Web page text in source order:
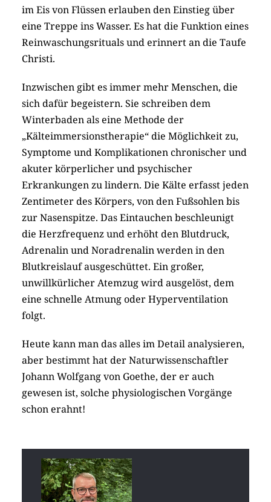
im Eis von Flüssen erlauben den Einstieg über
eine Treppe ins Wasser. Es hat die Funktion eines
Reinwaschungsrituals und erinnert an die Taufe
Christi.
Inzwischen gibt es immer mehr Menschen, die
sich dafür begeistern. Sie schreiben dem
Winterbaden als eine Methode der
„Kälteimmersionstherapie“ die Möglichkeit zu,
Symptome und Komplikationen chronischer und
akuter körperlicher und psychischer
Erkrankungen zu lindern. Die Kälte erfasst jeden
Zentimeter des Körpers, von den Fußsohlen bis
zur Nasenspitze. Das Eintauchen beschleunigt
die Herzfrequenz und erhöht den Blutdruck,
Adrenalin und Noradrenalin werden in den
Blutkreislauf ausgeschüttet. Ein großer,
unwillkürlicher Atemzug wird ausgelöst, dem
eine schnelle Atmung oder Hyperventilation
folgt.
Heute kann man das alles im Detail analysieren,
aber bestimmt hat der Naturwissenschaftler
Johann Wolfgang von Goethe, der er auch
gewesen ist, solche physiologischen Vorgänge
schon erahnt!